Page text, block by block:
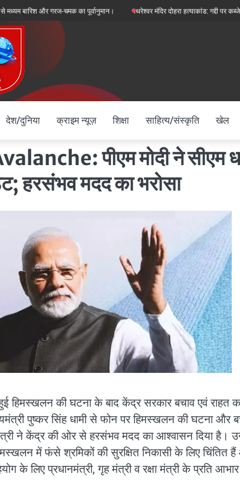
और गरज-चमक का पूर्वानुमान। पथरेश्वर मंदिर दोहरा हत्याकांड: गद्दी पर कब्जे की
देश/दुनिया क्राइम न्यूज़ शिक्षा साहित्य/संस्कृति खेल
पीएम मोदी ने सीएम
हरसंभव मदद का भरोसा
हिमस्खलन की घटना के बाद केंद्र सरकार बचाव एवं राहत
पुष्कर सिंह धामी से फोन पर हिमस्खलन की घटना और
ने केंद्र की ओर से हरसंभव मदद का आश्वासन दिया है।
में फंसे श्रमिकों की सुरक्षित निकासी के लिए
के लिए प्रधानमंत्री, गृह मंत्री व रक्षा मंत्री के प्रति